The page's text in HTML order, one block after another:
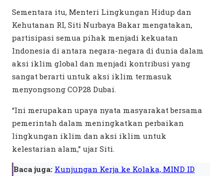
Sementara itu, Menteri Lingkungan Hidup dan
Kehutanan RI, Siti Nurbaya Bakar mengatakan,
partisipasi semua pihak menjadi kekuatan
Indonesia di antara negara-negara di dunia dalam
aksi iklim global dan menjadi kontribusi yang
sangat berarti untuk aksi iklim termasuk
menyongsong COP28 Dubai.
“Ini merupakan upaya nyata masyarakat bersama
pemerintah dalam meningkatkan perbaikan
lingkungan iklim dan aksi iklim untuk
kelestarian alam,” ujar Siti.
Baca juga: Kunjungan Kerja ke Kolaka, MIND ID